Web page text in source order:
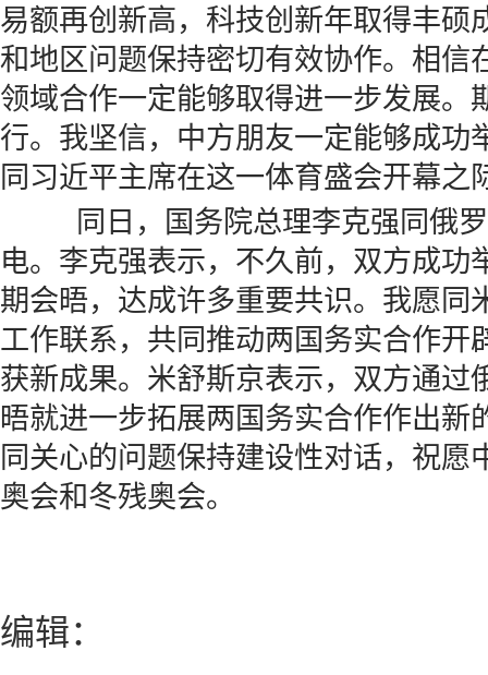
易额再创新高，科技创新年取得丰硕
和地区问题保持密切有效协作。相信
领域合作一定能够取得进一步发展。
行。我坚信，中方朋友一定能够成功
同习近平主席在这一体育盛会开幕之
同日，国务院总理李克强同俄罗
电。李克强表示，不久前，双方成功
期会晤，达成许多重要共识。我愿同
工作联系，共同推动两国务实合作开
获新成果。米舒斯京表示，双方通过
晤就进一步拓展两国务实合作作出新
同关心的问题保持建设性对话，祝愿
奥会和冬残奥会。
编辑：